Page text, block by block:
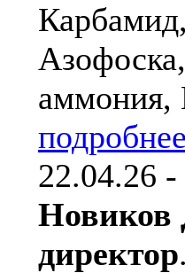
аммония,
22.04.26
Новиков
директор.